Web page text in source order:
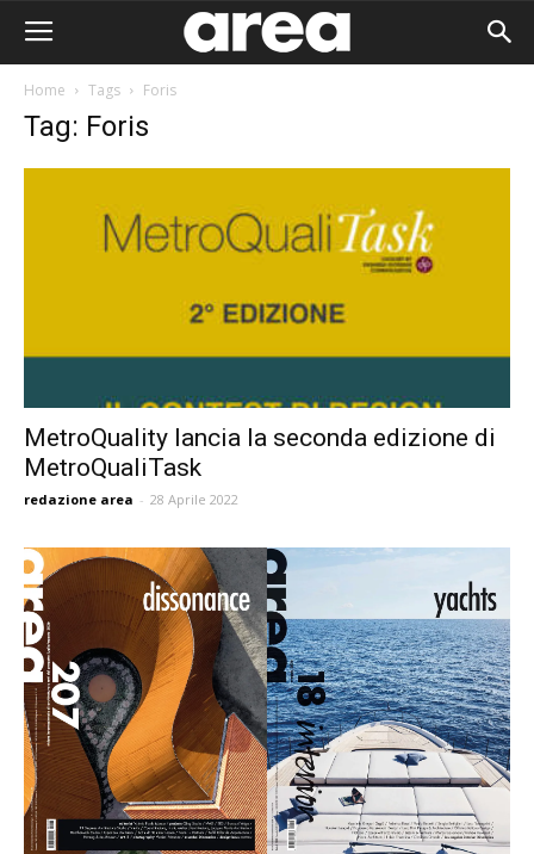
Home Tags Foris
Tag: Foris
MetroQuality lancia la seconda edizione di
MetroQualiTask
redazione area - 28 Aprile 2022